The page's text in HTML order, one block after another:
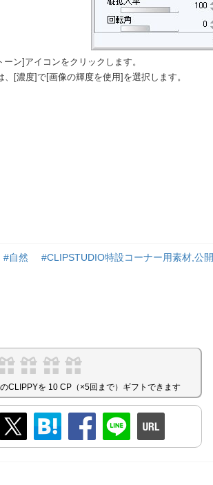
ン]アイコンをクリックします。
[濃度]で[画像の輝度を使用]を選択します。
#自然 #CLIPSTUDIO特設コーナー用素材,公開
CLIPPYを 10 CP（×5回まで）ギフトできます